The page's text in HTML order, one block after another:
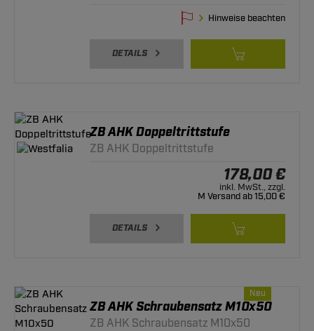
Hinweise beachten
DETAILS
ZB AHK Doppeltrittstufe
ZB AHK Doppeltrittstufe
178,00 €
inkl. MwSt., zzgl.
M Versand ab 15,00 €
DETAILS
Neu
ZB AHK Schraubensatz M10x50
ZB AHK Schraubensatz M10x50